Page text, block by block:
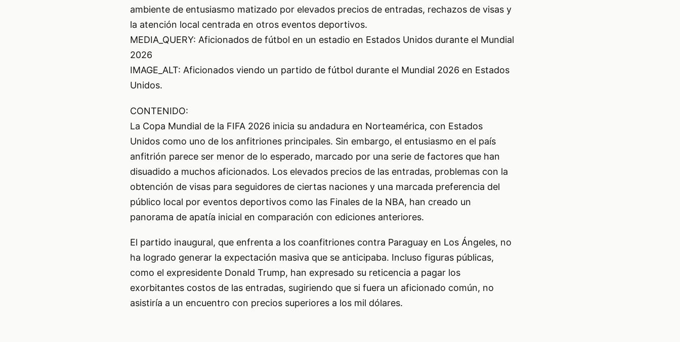
ambiente de entusiasmo matizado por elevados precios de entradas, rechazos de visas y
la atención local centrada en otros eventos deportivos.
MEDIA_QUERY: Aficionados de fútbol en un estadio en Estados Unidos durante el Mundial
2026
IMAGE_ALT: Aficionados viendo un partido de fútbol durante el Mundial 2026 en Estados
Unidos.
CONTENIDO:
La Copa Mundial de la FIFA 2026 inicia su andadura en Norteamérica, con Estados
Unidos como uno de los anfitriones principales. Sin embargo, el entusiasmo en el país
anfitrión parece ser menor de lo esperado, marcado por una serie de factores que han
disuadido a muchos aficionados. Los elevados precios de las entradas, problemas con la
obtención de visas para seguidores de ciertas naciones y una marcada preferencia del
público local por eventos deportivos como las Finales de la NBA, han creado un
panorama de apatía inicial en comparación con ediciones anteriores.
El partido inaugural, que enfrenta a los coanfitriones contra Paraguay en Los Ángeles, no
ha logrado generar la expectación masiva que se anticipaba. Incluso figuras públicas,
como el expresidente Donald Trump, han expresado su reticencia a pagar los
exorbitantes costos de las entradas, sugiriendo que si fuera un aficionado común, no
asistiría a un encuentro con precios superiores a los mil dólares.